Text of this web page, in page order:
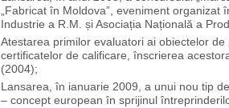
„Fabricat în Moldova”, eveniment organizat
Industrie a R.M. și Asociația Națională a
Atestarea primilor evaluatori ai obiectelor
certificatelor de calificare, înscrierea
(2004);
Lansarea, în ianuarie 2009, a unui nou tip
– concept european în sprijinul